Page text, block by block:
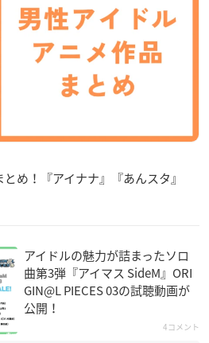
め！『アイナナ』『あんスタ』
アイドルの魅力が詰まったソロ
曲第3弾『アイマス SideM』ORI
GIN@L PIECES 03の試聴動画が
公開！
4コメント